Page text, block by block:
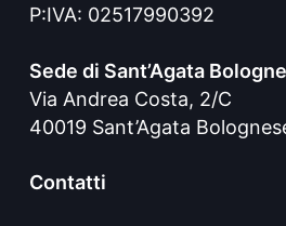
P:IVA: 02517990392
Sede di Sant’Agata
Via Andrea Costa, 2/C
40019 Sant’Agata
Contatti